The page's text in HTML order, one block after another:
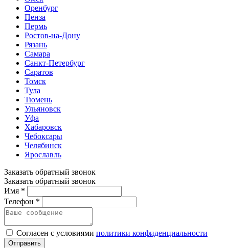
Оренбург
Пенза
Пермь
Ростов-на-Дону
Рязань
Самара
Санкт-Петербург
Саратов
Томск
Тула
Тюмень
Ульяновск
Уфа
Хабаровск
Чебоксары
Челябинск
Ярославль
Заказать обратный звонок
Заказать обратный звонок
Имя *
Телефон *
Согласен с условиями политики конфиденциальности
Отправить